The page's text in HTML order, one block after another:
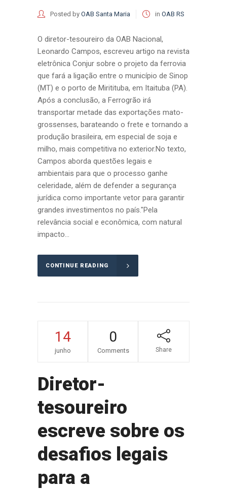
Posted by OAB Santa Maria in OAB RS
O diretor-tesoureiro da OAB Nacional,
Leonardo Campos, escreveu artigo na revista
eletrônica Conjur sobre o projeto da ferrovia
que fará a ligação entre o município de Sinop
(MT) e o porto de Miritituba, em Itaituba (PA).
Após a conclusão, a Ferrogrão irá
transportar metade das exportações mato-
grossenses, barateando o frete e tornando a
produção brasileira, em especial de soja e
milho, mais competitiva no exterior.No texto,
Campos aborda questões legais e
ambientais para que o processo ganhe
celeridade, além de defender a segurança
jurídica como importante vetor para garantir
grandes investimentos no país."Pela
relevância social e econômica, com natural
impacto...
CONTINUE READING
14
junho
0
Comments Share
Diretor-
tesoureiro
escreve sobre os
desafios legais
para a